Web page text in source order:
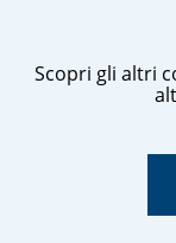
Scopri gli altri